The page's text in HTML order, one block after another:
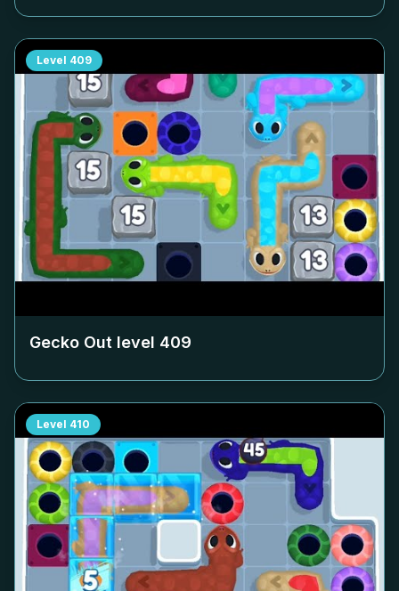
Level 409
Gecko Out level 409
Level 410